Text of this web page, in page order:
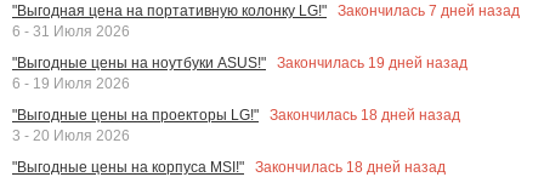
"Выгодная цена на портативную колонку LG!"
Закончилась 7 дней назад
6 - 31 Июля 2026
"Выгодные цены на ноутбуки ASUS!"
Закончилась 19 дней назад
6 - 19 Июля 2026
"Выгодные цены на проекторы LG!"
Закончилась 18 дней назад
3 - 20 Июля 2026
"Выгодные цены на корпуса MSI!"
Закончилась 18 дней назад